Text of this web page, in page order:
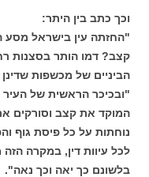
וכך כתב בין היתר:
"החזתה עין בישראל מסע
קצב? דמו הותר בסצנות
הביניים של מכשפות
"ובכיכר הראשית של
המוקד את קצב וסורקים
נוחתות על כל פיסת גוף
לכל עיוות דין, במקרה
בלשונם כך יאה וכך נאה".